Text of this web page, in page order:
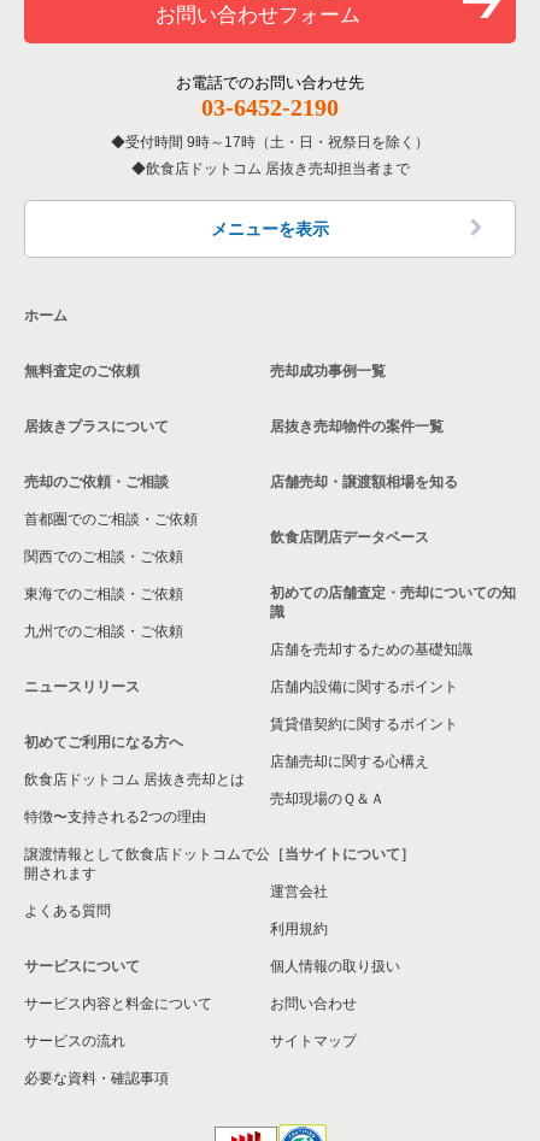
洋食の居抜き売却物件の案件一覧
その他の居抜き売却物件の案件一覧
名古屋市天白区の飲食店の居抜き売却物件の案件一覧
名古屋市南区の飲食店の居抜き売却物件の案件一覧
西春日井郡の飲食店の居抜き売却物件の案件一覧
名古屋市緑区の飲食店の居抜き売却物件の案件一覧
あま市の飲食店の居抜き売却物件の案件一覧
名古屋市港区の飲食店の居抜き売却物件の案件一覧
安城市の飲食店の居抜き売却物件の案件一覧
豊橋市の飲食店の居抜き売却物件の案件一覧
稲沢市の飲食店の居抜き売却物件の案件一覧
小牧市の飲食店の居抜き売却物件の案件一覧
名古屋市熱田区の飲食店の居抜き売却物件の案件一覧
豊田市の飲食店の居抜き売却物件の案件一覧
瀬戸市の飲食店の居抜き売却物件の案件一覧
名古屋市守山区の飲食店の居抜き売却物件の案件一覧
江南市の飲食店の居抜き売却物件の案件一覧
海部郡の飲食店の居抜き売却物件の案件一覧
愛知県の居酒屋・ダイニングバーの居抜き売却物件の案件一覧
愛知県の専門料理の居抜き売却物件の案件一覧
愛知県の和食の居抜き売却物件の案件一覧
愛知県の洋食の居抜き売却物件の案件一覧
名古屋市中区の洋食の居抜き売却物件の案件一覧
名古屋市中区のその他の居抜き売却物件の案件一覧
お問い合わせフォーム
お電話でのお問い合わせ先
03-6452-2190
受付時間 9時～17時（土・日・祝祭日を除く）
飲食店ドットコム 居抜き売却担当者まで
メニューを表示
ホーム
無料査定のご依頼
居抜きプラスについて
売却のご依頼・ご相談
首都圏でのご相談・ご依頼
関西でのご相談・ご依頼
東海でのご相談・ご依頼
九州でのご相談・ご依頼
ニュースリリース
初めてご利用になる方へ
飲食店ドットコム 居抜き売却とは
特徴〜支持される2つの理由
譲渡情報として飲食店ドットコムで公
開されます
よくある質問
サービスについて
サービス内容と料金について
サービスの流れ
必要な資料・確認事項
売却成功事例一覧
居抜き売却物件の案件一覧
店舗売却・譲渡額相場を知る
飲食店閉店データベース
初めての店舗査定・売却についての知
識
店舗を売却するための基礎知識
店舗内設備に関するポイント
賃貸借契約に関するポイント
店舗売却に関する心構え
売却現場のＱ＆Ａ
［当サイトについて］
運営会社
利用規約
個人情報の取り扱い
お問い合わせ
サイトマップ